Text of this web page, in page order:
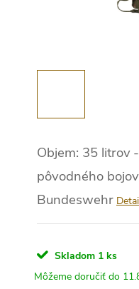
Objem: 35 litrov
pôvodného
Bundeswehr
Skladom 1 ks